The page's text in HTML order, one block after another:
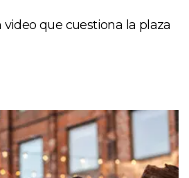
que cuestiona la plaza